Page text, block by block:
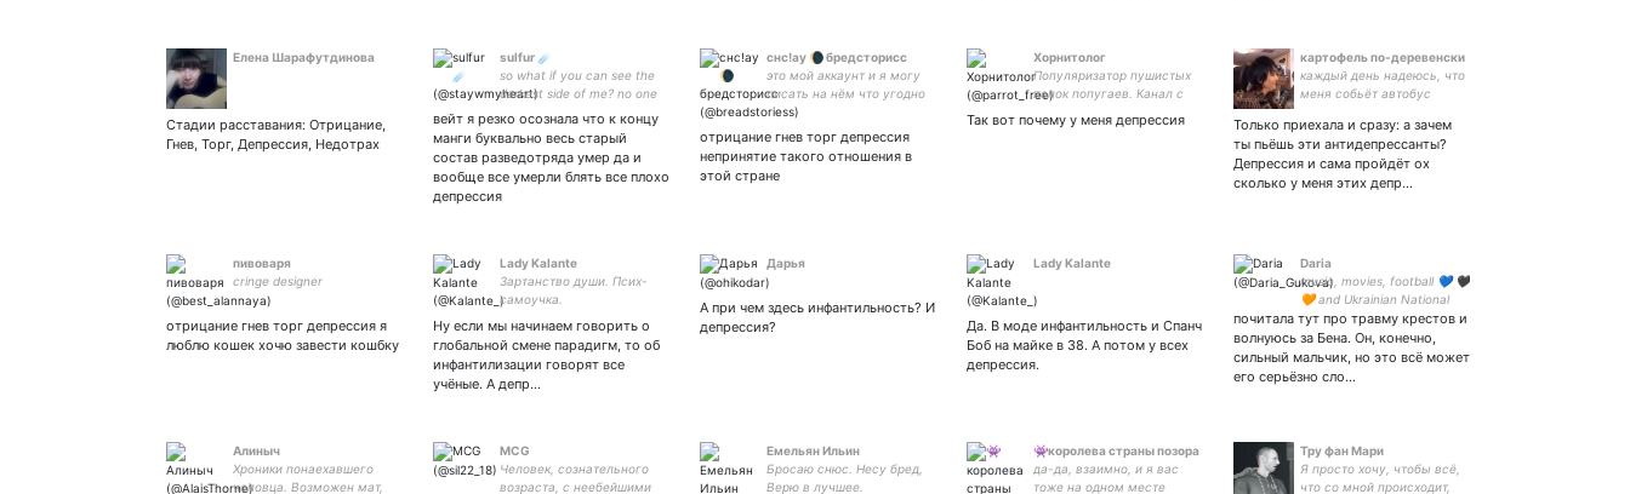
Елена Шарафутдинова
Стадии расставания: Отрицание,
Гнев, Торг, Депрессия, Недотрах
sulfur ☄️
so what if you can see the
darkest side of me? no one
вейт я резко осознала что к концу
манги буквально весь старый
состав разведотряда умер да и
вообще все умерли блять все плохо
депрессия
снс!ау 🌘 бредсторисс
это мой аккаунт и я могу
писать на нём что угодно
даже если тебе это не
#сероволк другие пэйринги
в моих реплаях караются
баном
отрицание гнев торг депрессия
непринятие такого отношения в
этой стране
Xорнитолог
Популяризатор пушистых
попок попугаев. Канал с
по ссылке ниже👇🏼
Так вот почему у меня депрессия
картофель по-деревенски
каждый день надеюсь, что
меня собьёт автобус
Только приехала и сразу: а зачем
ты пьёшь эти антидепрессанты?
Депрессия и сама пройдёт ох
сколько у меня этих депр…
пивоваря
cringe designer
отрицание гнев торг депрессия я
люблю кошек хочю завести кошбку
Lady Kalante
Зартанство души. Псих-
самоучка.
Ну если мы начинаем говорить о
глобальной смене парадигм, то об
инфантилизации говорят все
учёные. А депр…
Дарья
А при чем здесь инфантильность? И
депрессия?
Lady Kalante
Да. В моде инфантильность и Спанч
Боб на майке в 38. А потом у всех
депрессия.
Daria
music, movies, football 💙 🖤
🧡 and Ukrainian National
Team 💙💛
почитала тут про травму крестов и
волнуюсь за Бена. Он, конечно,
сильный мальчик, но это всё может
его серьёзно сло…
Алиныч
Хроники понаехавшего
чоповца. Возможен мат,
MCG
Человек, сознательного
возраста, с неебейшими
Емельян Ильин
Бросаю снюс. Несу бред,
Верю в лучшее.
👾королева страны позора
да-да, взаимно, и я вас
тоже на одном месте
Тру фан Мари
Я просто хочу, чтобы всё,
что со мной происходит,